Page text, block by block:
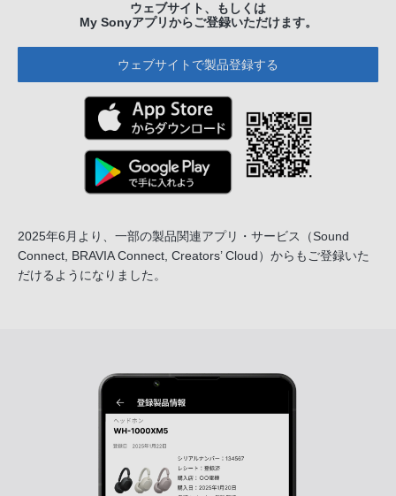
ウェブサイト、もしくは
My Sonyアプリからご登録いただけます。
ウェブサイトで製品登録する
2025年6月より、一部の製品関連アプリ・サービス
（Sound
Connect, BRAVIA Connect, Creators’ Cloud）からもご登録いた
だけるようになりました。